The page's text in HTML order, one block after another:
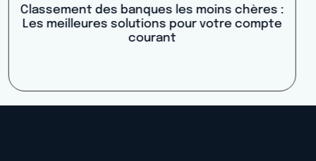
Compte en ligne Société Générale : comment
ça marche ? Les 5 étapes pour contacter le
service client